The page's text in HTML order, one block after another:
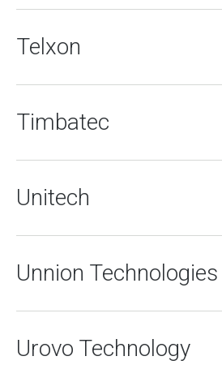
Telxon
Timbatec
Unitech
Unnion Technologies
Urovo Technology